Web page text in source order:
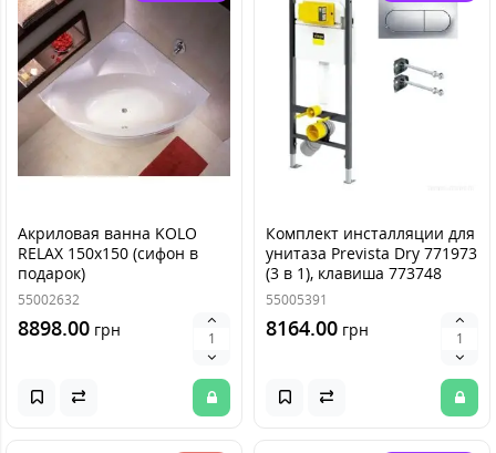
Акриловая ванна KOLO
RELAX 150х150 (сифон в
подарок)
55002632
8898.00 грн
Комплект инсталляции для
унитаза Prevista Dry 771973
(3 в 1), клавиша 773748
55005391
8164.00 грн